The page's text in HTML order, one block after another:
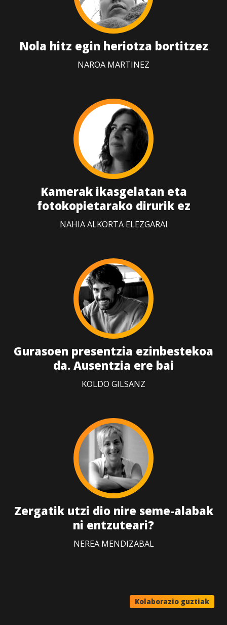
Nola hitz egin heriotza bortitzez
NAROA MARTINEZ
Kamerak ikasgelatan eta
fotokopietarako dirurik ez
NAHIA ALKORTA ELEZGARAI
Gurasoen presentzia ezinbestekoa
da. Ausentzia ere bai
KOLDO GILSANZ
Zergatik utzi dio nire seme-alabak
ni entzuteari?
NEREA MENDIZABAL
Kolaborazio guztiak